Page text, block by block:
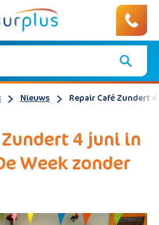
Nieuws Repair Café Zundert 4
Zundert 4 juni in
Week zonder